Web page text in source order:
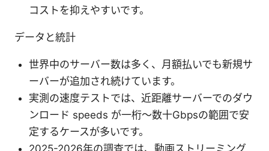
コストを抑えやすいです。
データと統計
世界中のサーバー数は多く、月額払いでも新規サ
ーバーが追加され続けています。
実測の速度テストでは、近距離サーバーでのダウ
ンロード speeds が一桁〜数十Gbpsの範囲で安
定するケースが多いです。
2025-2026年の調査では、動画ストリーミング